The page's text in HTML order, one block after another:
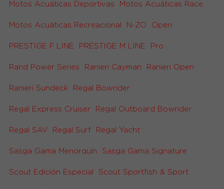
Motos Acuáticas Deportivas Motos Acuáticas Race
Motos Acuáticas Recreacional N-ZO Open
PRESTIGE F LINE PRESTIGE M LINE Pro
Rand Power Series Ranieri Cayman Ranieri Open
Ranieri Sundeck Regal Bowrider
Regal Express Cruiser Regal Outboard Bowrider
Regal SAV Regal Surf Regal Yacht
Sasga Gama Menorquín Sasga Gama Signature
Scout Edición Especial Scout Sportfish & Sport